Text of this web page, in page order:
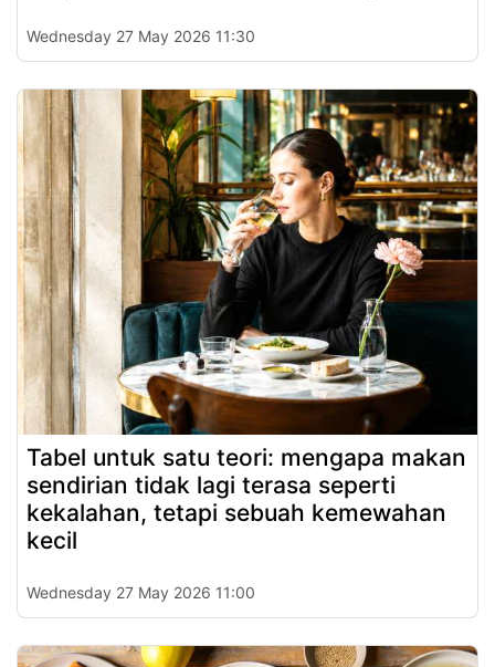
Wednesday 27 May 2026 11:30
Tabel untuk satu teori: mengapa makan
sendirian tidak lagi terasa seperti
kekalahan, tetapi sebuah kemewahan
kecil
Wednesday 27 May 2026 11:00